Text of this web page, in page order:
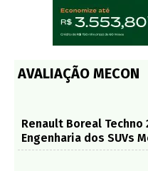
AVALIAÇÃO MECON
Renault Boreal Techno
Engenharia dos SUVs